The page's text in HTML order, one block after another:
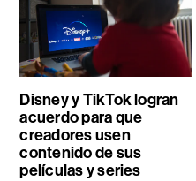
Disney y TikTok logran
acuerdo para que
creadores usen
contenido de sus
películas y series